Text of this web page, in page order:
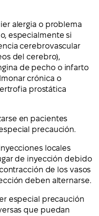
alergia o problema
especialmente si
cerebrovascular
del cerebro),
de pecho o infarto
crónica o
prostática
en pacientes
precaución.
locales
de inyección debido
de los vasos
deben alternarse.
especial precaución
que puedan